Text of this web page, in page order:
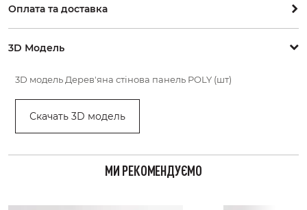
Оплата та доставка
3D Модель
3D модельДерев'яна стінова панель POLY (шт)
Скачать 3D модель
МИ РЕКОМЕНДУЄМО